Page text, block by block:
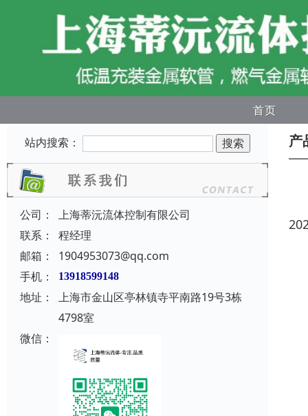
首页
站内搜索：
公司：
上海蒂沅流体控制有限公司
联系：
程经理
邮箱：
1904953073@qq.com
手机：
13918599148
地址：
上海市金山区亭林镇寺平南路19号3栋
4798室
微信：
产